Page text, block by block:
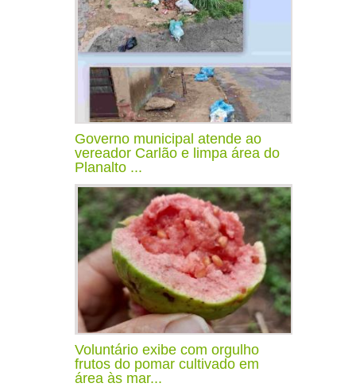
Governo municipal atende ao
vereador Carlão e limpa área do
Planalto ...
Voluntário exibe com orgulho
frutos do pomar cultivado em
área às mar...